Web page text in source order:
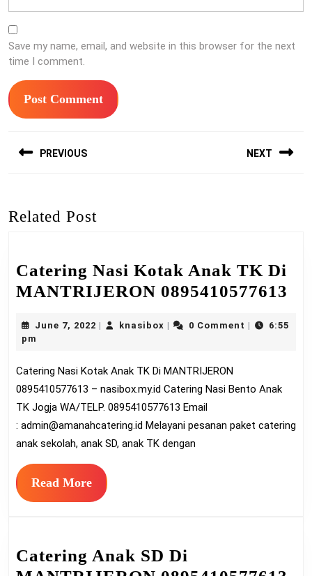
Save my name, email, and website in this browser for the next
time I comment.
navigation
PREVIOUS NEXT
Related Post
Catering Nasi Kotak Anak TK Di
MANTRIJERON 0895410577613
June 7, 2022 June knasiboxknasibox0 Comment
6:55
pm
Catering Nasi Kotak Anak TK Di MANTRIJERON
0895410577613 – nasibox.my.id Catering Nasi Bento Anak
TK Jogja WA/TELP. 0895410577613 Email
: admin@amanahcatering.id Melayani pesanan paket catering
anak sekolah, anak SD, anak TK dengan
Read MoreRead
More
Catering Anak SD Di